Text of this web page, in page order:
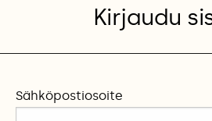
Kirjaudu
Sähköpostiosoite